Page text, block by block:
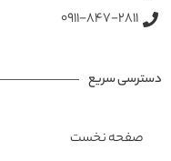
0911-847-2811
دسترسی سریع
صفحه نخست